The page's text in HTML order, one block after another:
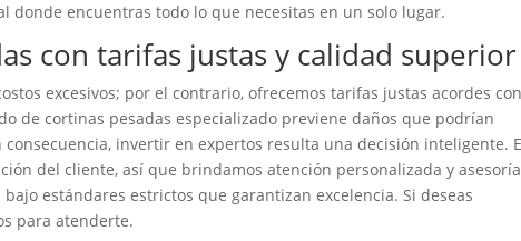
donde encuentras todo lo que necesitas en un solo lugar.
con tarifas justas y calidad superior
excesivos; por el contrario, ofrecemos tarifas justas acordes
de cortinas pesadas especializado previene daños que podrían
invertir en expertos resulta una decisión inteligente.
del cliente, así que brindamos atención personalizada y asesoría
estándares estrictos que garantizan excelencia. Si deseas
para atenderte.